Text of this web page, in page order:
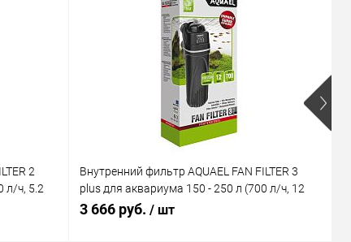
2
л/ч, 5.2
Внутренний фильтр AQUAEL FAN FILTER 3
plus для аквариума 150 - 250 л (700 л/ч, 12
Вт)
3 666 руб. / шт